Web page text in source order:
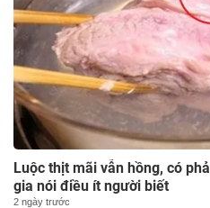
Luộc thịt mãi vẫn hồng, có
gia nói điều ít người biết
2 ngày trước